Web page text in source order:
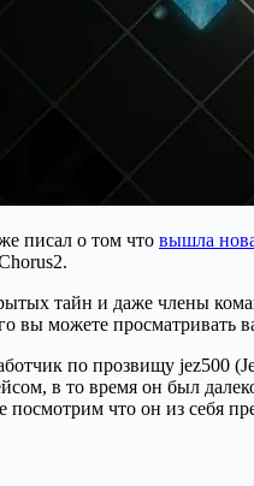
писал о том что вышла
тайн и даже члены
вы можете просматривать
по прозвищу jez500
в то время он был
посмотрим что он из себя